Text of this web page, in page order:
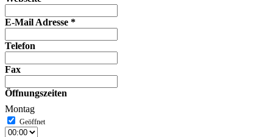
E-Mail Adresse *
Telefon
Fax
Öffnungszeiten
Montag